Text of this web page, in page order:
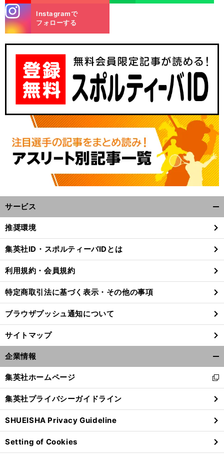
前
へ
m
Instagramで
フォローする
サービス
閉
る
推奨環境
集英社ID・スポルティーバIDとは
利用規約・会員規約
特定商取引法に基づく表示・その他の事項
ブラウザプッシュ通知について
サイトマップ
企業情報
閉
る
集英社ホームページ
新
し
い
ウ
ィ
ン
ド
ウ
集英社プライバシーガイドライン
SHUEISHA Privacy Guideline
Setting of Cookies